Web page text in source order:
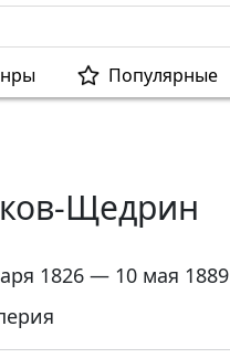
Популярные
Щедрин
1826 — 10 мая 1889